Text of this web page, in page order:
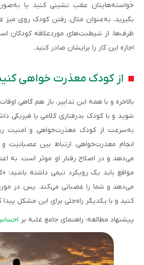
خواسته‌های­تان عقب نشینی کنید یا
بگیرید. به‌عنوان مثال، رفتن کودک روی میز
ظرف‌ها، از شیطنت‌های موردعلاقه کودکان
اجازه این کار را برای­شان صادر کنید.
از کودک معذرت خواهی
بالاخره و با همه این تدابیر، باز هم گاهی
شوید و با کودک بدرفتاری کلامی یا فیزیکی
به‌سرعت از کودک معذرت­‌خواهی و امنیت
انجام معذرت­‌خواهی، ارتباط بین عصبانیت
می‌دهد و در اصلاح رفتار او موثر است. به
مواقع باید یک رویکرد تیمی داشته باشید:
می‌دهد و شما را عصبانی می‌کند. پس در
کنید و با یکدیگر راه‌­حلی برای این مشکل پیدا
پیشنهاد مطالعه: راهنمای جامع غلبه بر